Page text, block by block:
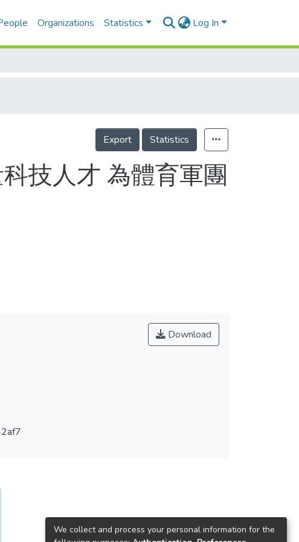
Organizations Statistics Log In
Export Statistics
技人才 為體育軍團
Download
We collect and process your personal information for the